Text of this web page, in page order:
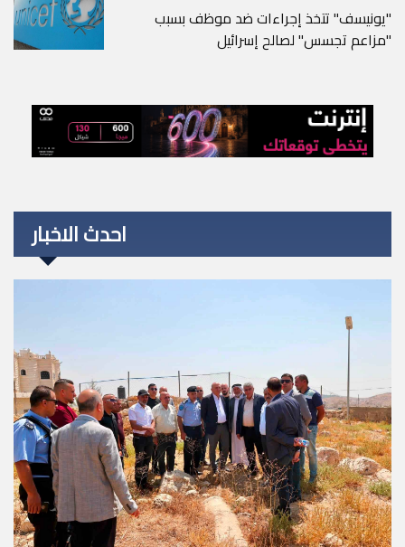
"يونيسف" تتخذ إجراءات ضد موظف بسبب
"مزاعم تجسس" لصالح إسرائيل
احدث الاخبار